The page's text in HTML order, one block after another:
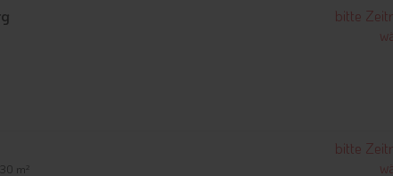
bitte
m²
bitte